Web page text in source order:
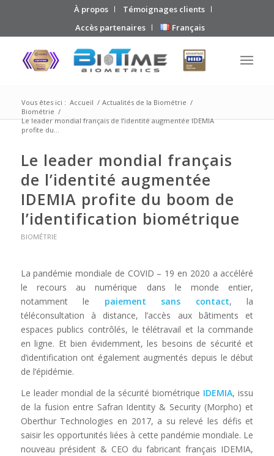
À propos
Témoignages clients
Accès partenaires
Français
Vous êtes ici : Accueil / Actualités de la Biométrie /
Biométrie /
Le leader mondial français de l’identité augmentée IDEMIA
profite du...
Le leader mondial français
de l’identité augmentée
IDEMIA profite du boom de
l’identification biométrique
BIOMÉTRIE
La pandémie mondiale de COVID – 19 en 2020 a accéléré
le recours au numérique dans le monde entier,
notamment le paiement sans contact, la
téléconsultation à distance, l’accès aux bâtiments et
espaces publics contrôlés, le télétravail et la commande
en ligne. Et bien évidemment, les besoins de sécurité et
d’identification ont également augmentés depuis le début
de l’épidémie.
Le leader mondial de la sécurité biométrique IDEMIA, issu
de la fusion entre Safran Identity & Security (Morpho) et
Oberthur Technologies en 2017, a su relevé les défis et
saisir les opportunités liées à cette pandémie mondiale. Le
nouveau président & CEO du fabricant français IDEMIA,